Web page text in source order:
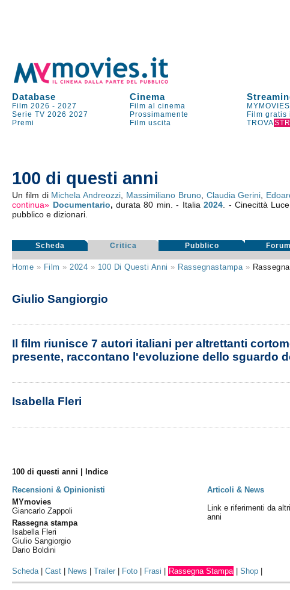
Database Cinema
Film 2026 -2027 Film al cinema MYMOVIES
Serie TV 2026 2027 Prossimamente Film gratis
Premi
Film uscita TROVA
100 di questi anni
Un film di Michela Andreozzi Massimiliano Bruno, Claudia Gerini
continua» Documentario,durata 80 min. - Italia2024 . - Cinecittà Luce
pubblico e dizionari.
Scheda Critica Pubblico Forum
Home » Film » 2024 » 100 Di Questi Anni » Rassegnastampa»
Giulio Sangiorgio
Il film riunisce 7 autori italiani per altrettanti
presente, raccontano l'evoluzione dello sguardo
Isabella Fleri
100 di questi anni | Indice
Recensioni & Opinionisti
Articoli & News
MYmovies
Giancarlo Zappoli
Rassegna stampa
Isabella Fleri
Giulio Sangiorgio
Dario Boldini
Link e riferimenti da
anni
Scheda|Cast News |Trailer Foto Frasi Rassegna Stampa |Shop